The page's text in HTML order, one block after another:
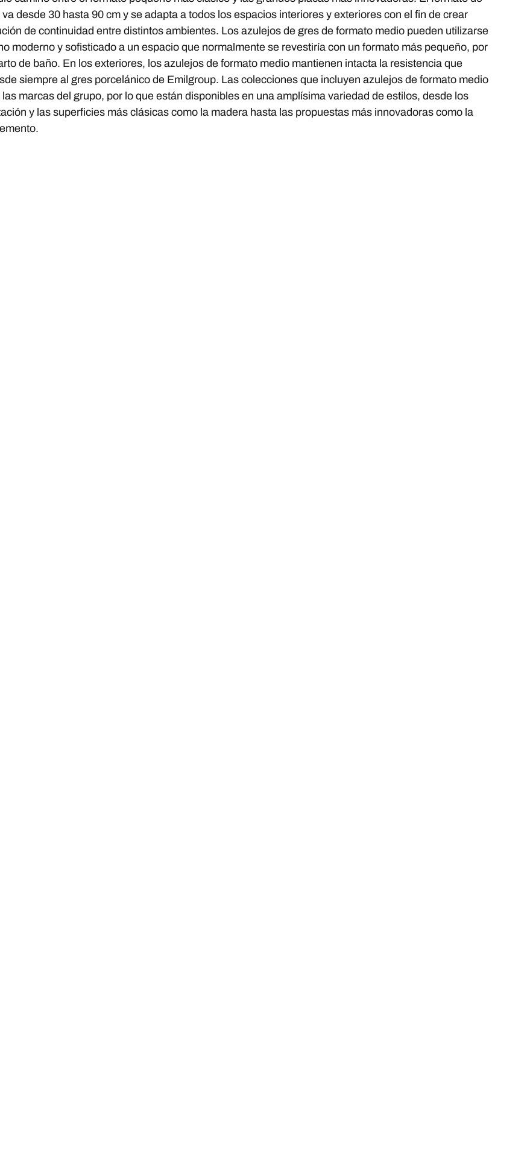
desde 30 hasta 90 cm y se adapta a todos los espacios interiores y exteriores con el fin de crear
de continuidad entre distintos ambientes. Los azulejos de gres de formato medio pueden utilizarse
moderno y sofisticado a un espacio que normalmente se revestiría con un formato más pequeño, por
de baño. En los exteriores, los azulejos de formato medio mantienen intacta la resistencia que
siempre al gres porcelánico de Emilgroup. Las colecciones que incluyen azulejos de formato medio
marcas del grupo, por lo que están disponibles en una amplísima variedad de estilos, desde los
y las superficies más clásicas como la madera hasta las propuestas más innovadoras como la